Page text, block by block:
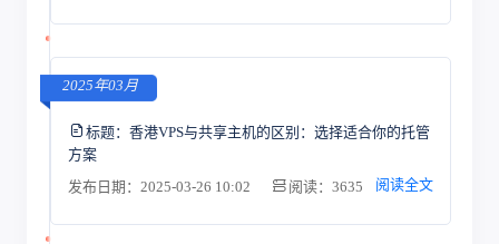
2025年03月
标题： 香港VPS与共享主机的区别：选择适合你的托管
方案
发布日期：2025-03-26 10:02
阅读：3635 阅读全文